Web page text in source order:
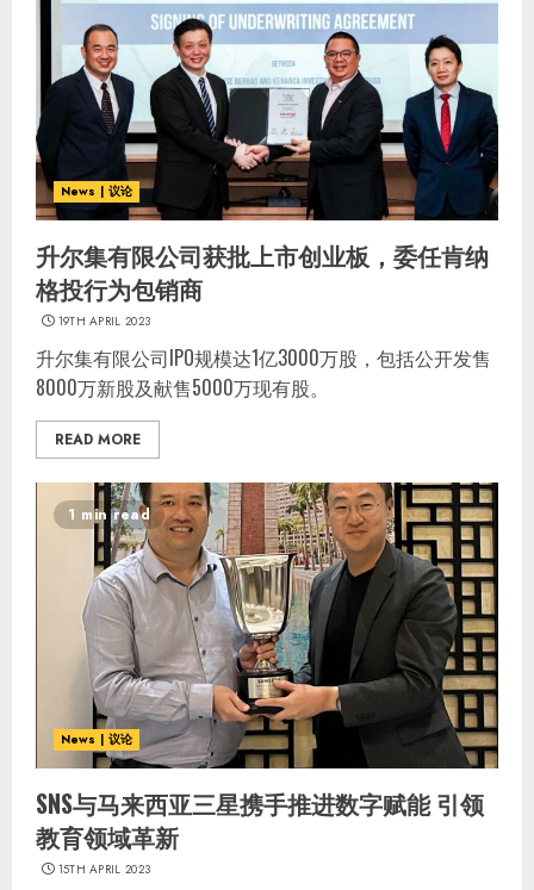
News | 议论
升尔集有限公司获批上市创业板，委任肯纳
格投行为包销商
19TH APRIL 2023
升尔集有限公司IPO规模达1亿3000万股，包括公开发售
8000万新股及献售5000万现有股。
READ MORE
1 min read
News | 议论
SNS与马来西亚三星携手推进数字赋能 引领
教育领域革新
15TH APRIL 2023